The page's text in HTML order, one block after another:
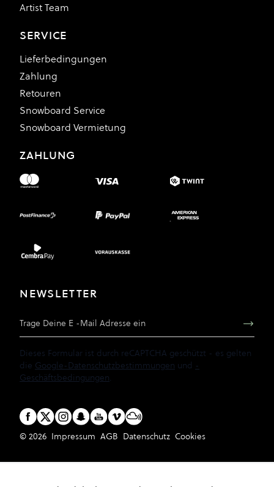
Artist Team
SERVICE
Lieferbedingungen
Zahlung
Retouren
Snowboard Service
Snowboard Vermietung
ZAHLUNG
NEWSLETTER
Dieses Formular ist durch reCAPTCHA geschützt - es gelten
die Google-Datenschutzbestimmungen und -
Geschäftsbedingungen.
© 2026 Impressum AGB Datenschutz Cookies